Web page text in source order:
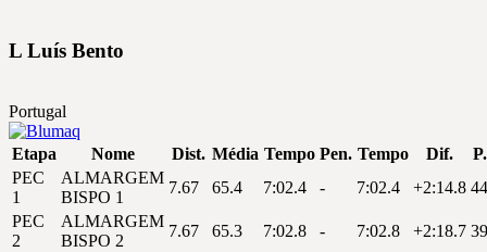
L Luís Bento
Portugal
Etapa Nome Dist. Média Tempo Pen. Tempo Dif.
P.
PEC
1
ALMARGEM
BISPO 1
7.67 65.4 7:02.4 - 7:02.4 +2:14.8 44
PEC
2
ALMARGEM
BISPO 2
7.67 65.3 7:02.8 - 7:02.8 +2:18.7 39